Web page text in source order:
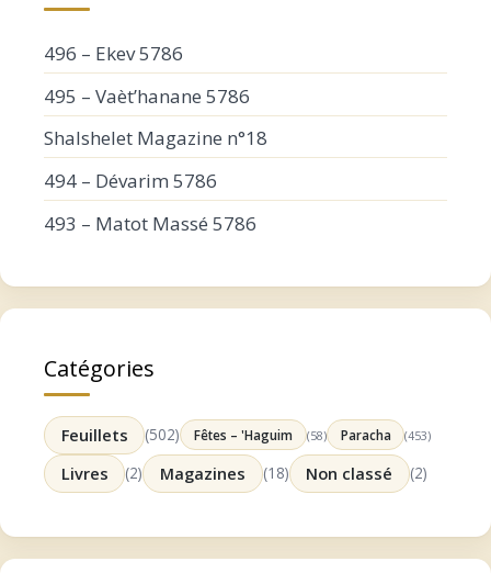
496 – Ekev 5786
495 – Vaèt’hanane 5786
Shalshelet Magazine n°18
494 – Dévarim 5786
493 – Matot Massé 5786
Catégories
Feuillets (502) Fêtes – 'Haguim (58) Paracha (453)
Livres (2) Magazines (18) Non classé (2)